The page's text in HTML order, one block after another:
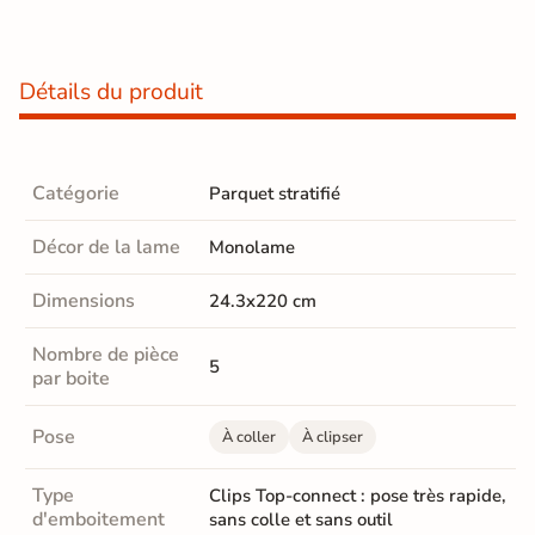
Détails du produit
Catégorie Parquet stratifié
Décor de la lame Monolame
Dimensions 24.3x220 cm
Nombre de pièce
par boite
5
Pose À coller À clipser
Type
d'emboitement
Clips Top-connect : pose très rapide,
sans colle et sans outil